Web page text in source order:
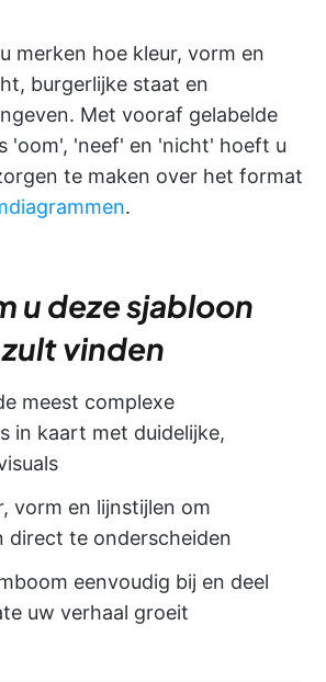
merken hoe kleur, vorm en
burgerlijke staat en
Met vooraf gelabelde
'oom', 'neef' en 'nicht' hoeft u
te maken over het format
.
u deze sjabloon
vinden
meest complexe
in kaart met duidelijke,
vorm en lijnstijlen om
direct te onderscheiden
eenvoudig bij en deel
uw verhaal groeit